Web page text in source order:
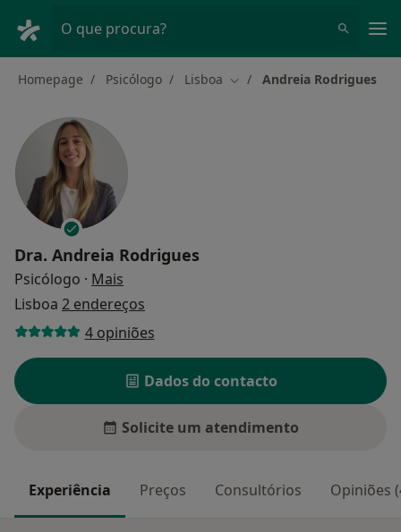
O que procura?
Homepage Psicólogo Lisboa Mudar de cidade
Andreia Rodrigues
Dra. Andreia Rodrigues
Psicólogo · Mais
Lisboa 2 endereços
4 opiniões
Dados do contacto
Solicite um atendimento
Experiência Preços Consultórios Opiniões